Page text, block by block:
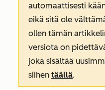
automaattisesti
eikä sitä ole
ollen tämän
versiota on
joka sisältää
siihen täällä.